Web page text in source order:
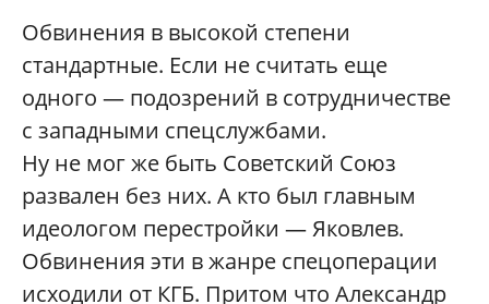
Обвинения в высокой степени
стандартные. Если не считать еще
одного — подозрений в сотрудничестве
с западными спецслужбами.
Ну не мог же быть Советский Союз
развален без них. А кто был главным
идеологом перестройки — Яковлев.
Обвинения эти в жанре спецоперации
исходили от КГБ. Притом что Александр